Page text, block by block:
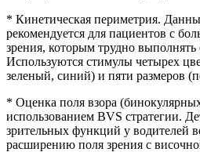
* Кинетическая периметрия.
рекомендуется для пациентов с
зрения, которым трудно
Используются стимулы четырех
зеленый, синий) и пяти размеров
* Оценка поля взора
использованием ВVS стратегии.
зрительных функций у водителей
расширению поля зрения с